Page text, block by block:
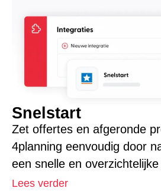
Snelstart
Zet offertes en afgeronde
4planning eenvoudig door
een snelle en
Lees verder